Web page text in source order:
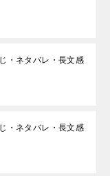
・ネタバレ・長文感
・ネタバレ・長文感